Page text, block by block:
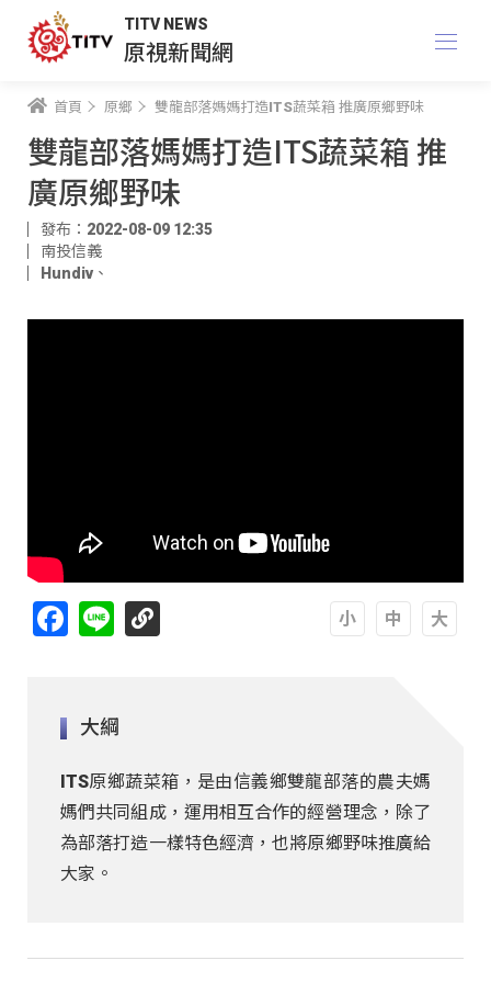
TITV NEWS
原視新聞網
首頁 原鄉 雙龍部落媽媽打造ITS蔬菜箱 推廣原鄉野味
雙龍部落媽媽打造ITS蔬菜箱 推
廣原鄉野味
發布：2022-08-09 12:35
南投信義
Hundiv 、
Facebook
Line
大綱
ITS原鄉蔬菜箱，是由信義鄉雙龍部落的農夫媽
媽們共同組成，運用相互合作的經營理念，除了
為部落打造一樣特色經濟，也將原鄉野味推廣給
大家。